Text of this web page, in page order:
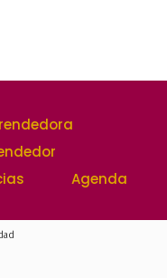
Agenda